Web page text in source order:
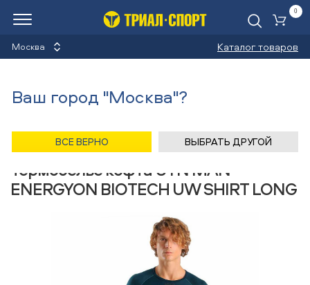
Москва Каталог товаров
0
Термобелье кофта UYN MAN
ENERGYON BIOTECH UW SHIRT LONG
Ваш город "Москва"?
ВСЕ ВЕРНО ВЫБРАТЬ ДРУГОЙ